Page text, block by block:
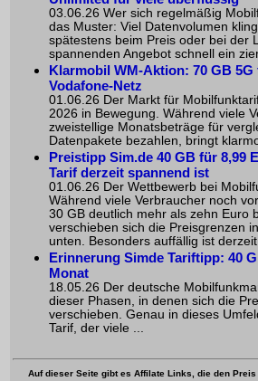
03.06.26 Wer sich regelmäßig
das Muster: Viel Datenvolumen
spätestens beim Preis oder bei der
spannenden Angebot schnell ein
Klarmobil WM-Aktion: 70 GB 5G
Vodafone-Netz
01.06.26 Der Markt für
2026 in Bewegung. Während viele
zweistellige Monatsbeträge für
Datenpakete bezahlen, bringt
Preistipp Sim.de 40 GB für 8,99
Tarif derzeit spannend ist
01.06.26 Der Wettbewerb bei
Während viele Verbraucher noch
30 GB deutlich mehr als zehn Euro
verschieben sich die Preisgrenzen
unten. Besonders auffällig ist
Erinnerung Simde Tariftipp: 40
Monat
18.05.26 Der deutsche
dieser Phasen, in denen sich die
verschieben. Genau in dieses
Tarif, der viele ...
Auf dieser Seite gibt es Affilate Links, die den